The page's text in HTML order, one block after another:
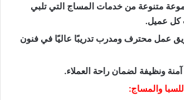
متنوعة من خدمات المساج التي تلبي
كل عميل.
عمل محترف ومدرب تدريبًا عاليًا في فنون
آمنة ونظيفة لضمان راحة العملاء.
والمساج: